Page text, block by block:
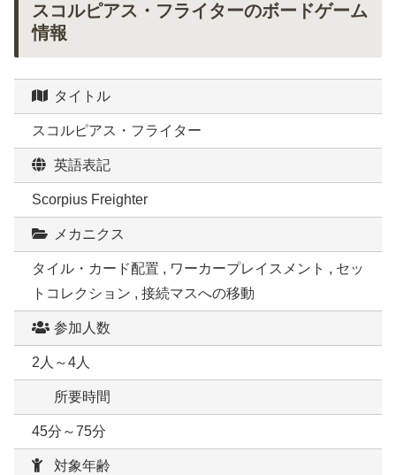
スコルピアス・フライターのボードゲーム
情報
タイトル
スコルピアス・フライター
英語表記
Scorpius Freighter
メカニクス
タイル・カード配置 , ワーカープレイスメント , セッ
トコレクション , 接続マスへの移動
参加人数
2人～4人
所要時間
45分～75分
対象年齢